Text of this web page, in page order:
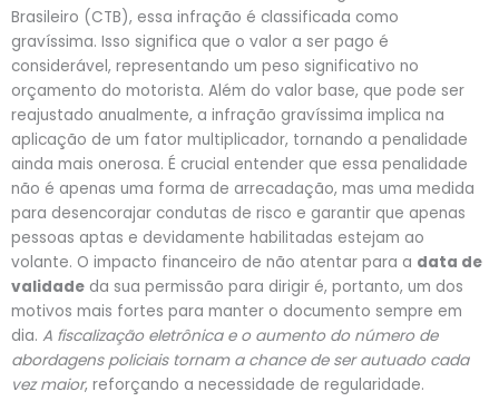
Brasileiro (CTB), essa infração é classificada como
gravíssima. Isso significa que o valor a ser pago é
considerável, representando um peso significativo no
orçamento do motorista. Além do valor base, que pode ser
reajustado anualmente, a infração gravíssima implica na
aplicação de um fator multiplicador, tornando a penalidade
ainda mais onerosa. É crucial entender que essa penalidade
não é apenas uma forma de arrecadação, mas uma medida
para desencorajar condutas de risco e garantir que apenas
pessoas aptas e devidamente habilitadas estejam ao
volante. O impacto financeiro de não atentar para a data de
validade da sua permissão para dirigir é, portanto, um dos
motivos mais fortes para manter o documento sempre em
dia. A fiscalização eletrônica e o aumento do número de
abordagens policiais tornam a chance de ser autuado cada
vez maior, reforçando a necessidade de regularidade.